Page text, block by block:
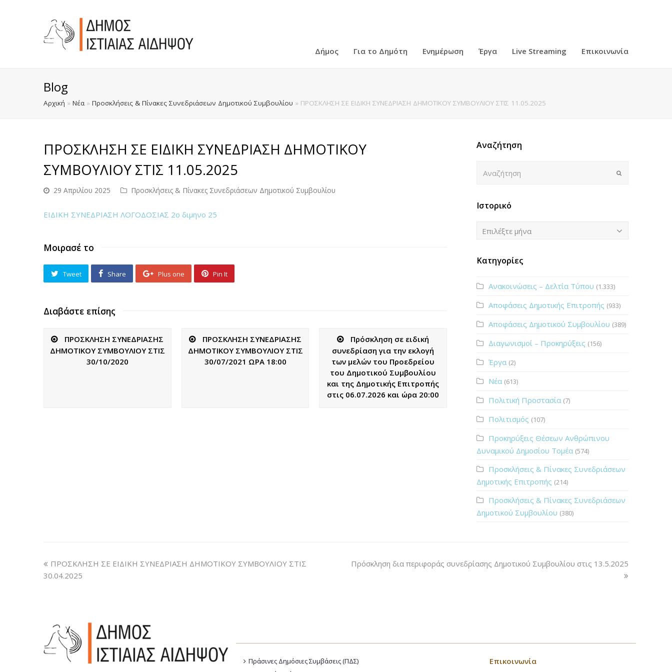
Δήμος Για το Δημότη Ενημέρωση Έργα Live Streaming Επικοινωνία
Blog
Αρχική » Νέα » Προσκλήσεις & Πίνακες Συνεδριάσεων Δημοτικού Συμβουλίου » ΠΡΟΣΚΛΗΣΗ ΣΕ ΕΙΔΙΚΗ ΣΥΝΕΔΡΙΑΣΗ ΔΗΜΟΤΙΚΟΥ ΣΥΜΒΟΥΛΙΟΥ ΣΤΙΣ 11.05.2025
ΠΡΟΣΚΛΗΣΗ ΣΕ ΕΙΔΙΚΗ ΣΥΝΕΔΡΙΑΣΗ ΔΗΜΟΤΙΚΟΥ
ΣΥΜΒΟΥΛΙΟΥ ΣΤΙΣ 11.05.2025
29 Απριλίου 2025 Προσκλήσεις & Πίνακες Συνεδριάσεων Δημοτικού Συμβουλίου
ΕΙΔΙΚΗ ΣΥΝΕΔΡΙΑΣΗ ΛΟΓΟΔΟΣΙΑΣ 2ο διμηνο 25
Μοιρασέ το
Tweet Share Plus one Pin It
Διαβάστε επίσης
ΠΡΟΣΚΛΗΣΗ ΣΥΝΕΔΡΙΑΣΗΣ
ΔΗΜΟΤΙΚΟΥ ΣΥΜΒΟΥΛΙΟΥ ΣΤΙΣ
30/10/2020
ΠΡΟΣΚΛΗΣΗ ΣΥΝΕΔΡΙΑΣΗΣ
ΔΗΜΟΤΙΚΟΥ ΣΥΜΒΟΥΛΙΟΥ ΣΤΙΣ
30/07/2021 ΩΡΑ 18:00
Πρόσκληση σε ειδική
συνεδρίαση για την εκλογή
των μελών του Προεδρείου
του Δημοτικού Συμβουλίου
και της Δημοτικής Επιτροπής
στις 06.07.2026 και ώρα 20:00
Αναζήτηση
Ιστορικό
Ιστορικό
Επιλέξτε μήνα
Κατηγορίες
Ανακοινώσεις – Δελτία Τύπου (1.333)
Αποφάσεις Δημοτικής Επιτροπής (933)
Αποφάσεις Δημοτικού Συμβουλίου (389)
Διαγωνισμοί – Προκηρύξεις (156)
Έργα (2)
Νέα (613)
Πολιτική Προστασία (7)
Πολιτισμός (107)
Προκηρύξεις Θέσεων Ανθρώπινου
Δυναμικού Δημοσίου Τομέα (574)
Προσκλήσεις & Πίνακες Συνεδριάσεων
Δημοτικής Επιτροπής (214)
Προσκλήσεις & Πίνακες Συνεδριάσεων
Δημοτικού Συμβουλίου (380)
ΠΡΟΣΚΛΗΣΗ ΣΕ ΕΙΔΙΚΗ ΣΥΝΕΔΡΙΑΣΗ ΔΗΜΟΤΙΚΟΥ ΣΥΜΒΟΥΛΙΟΥ ΣΤΙΣ
30.04.2025
Πρόσκληση δια περιφοράς συνεδρίασης Δημοτικού Συμβουλίου στις 13.5.2025
Πράσινες Δημόσιες Συμβάσεις (ΠΔΣ)
Επικοινωνία